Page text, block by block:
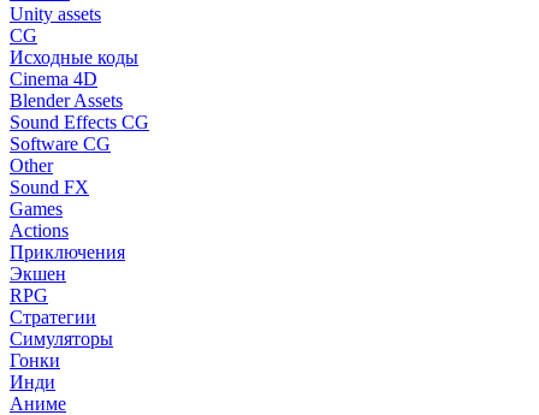
Unity assets
CG
Исходные коды
Cinema 4D
Blender Assets
Sound Effects CG
Software CG
Other
Sound FX
Games
Actions
Приключения
Экшен
RPG
Стратегии
Симуляторы
Гонки
Инди
Аниме